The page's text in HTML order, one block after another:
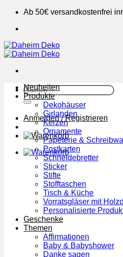
Zum
springen
Ab 50€ versandkostenfrei
Suchen
nach:
Anmelden / Registrieren
Neuheiten
Produkte
Dekohäuser
Girlanden
Kerzen
Ornamente
Papeterie &
Postkarten
Schneidebretter
Sticker
Stifte
Stofftaschen
Tisch & Küche
Vorratsgläser mit
Personalisierte
Geschenke
Themen
Affirmationen
Baby & Babyshower
Danke sagen